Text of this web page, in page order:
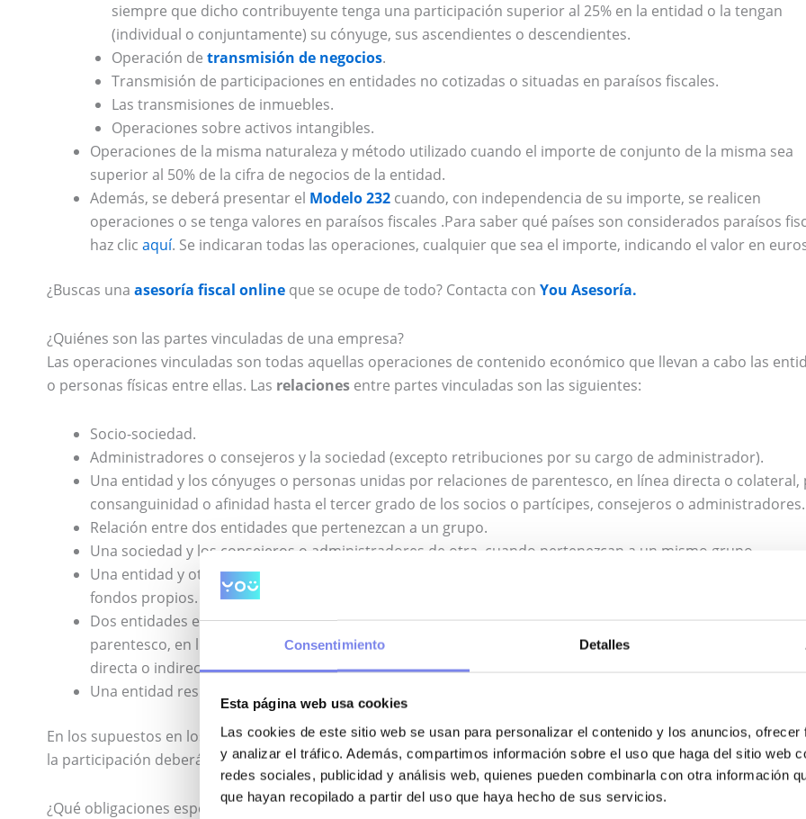
Consentimiento Detalles
Esta página web usa cookies
Las cookies de este sitio web se usan para personalizar el contenido y los anuncios,
y analizar el tráfico. Además, compartimos información sobre el uso que haga del sitio web
redes sociales, publicidad y análisis web, quienes pueden combinarla con otra información
que hayan recopilado a partir del uso que haya hecho de sus servicios.
siempre que dicho contribuyente tenga una participación superior al 25% en la entidad o la tengan
(individual o conjuntamente) su cónyuge, sus ascendientes o descendientes.
Operación de transmisión de negocios.
Transmisión de participaciones en entidades no cotizadas o situadas en paraísos fiscales.
Las transmisiones de inmuebles.
Operaciones sobre activos intangibles.
Operaciones de la misma naturaleza y método utilizado cuando el importe de conjunto de la misma sea
superior al 50% de la cifra de negocios de la entidad.
Además, se deberá presentar el Modelo 232 cuando, con independencia de su importe, se realicen
operaciones o se tenga valores en paraísos fiscales .Para saber qué países son considerados paraísos
haz clic aquí. Se indicaran todas las operaciones, cualquier que sea el importe, indicando el valor en
¿Buscas una asesoría fiscal online que se ocupe de todo? Contacta con You Asesoría.
¿Quiénes son las partes vinculadas de una empresa?
Las operaciones vinculadas son todas aquellas operaciones de contenido económico que llevan a cabo las
o personas físicas entre ellas. Las relaciones entre partes vinculadas son las siguientes:
Socio-sociedad.
Administradores o consejeros y la sociedad (excepto retribuciones por su cargo de administrador).
Una entidad y los cónyuges o personas unidas por relaciones de parentesco, en línea directa o colateral,
consanguinidad o afinidad hasta el tercer grado de los socios o partícipes, consejeros o administradores.
Relación entre dos entidades que pertenezcan a un grupo.
Una sociedad y los consejeros o administradores de otra, cuando pertenezcan a un mismo grupo.
Una entidad y otra participada por la primera indirectamente en al menos 25% del capital social o de los
fondos propios.
Dos entidades en las cuales los mismos socios, partícipes o sus cónyuges, o personas unidas por
parentesco, en línea directa o colateral, por consanguinidad o afinidad hasta el tercer grado, participen,
directa o indirectamente en, al menos, el 25 por ciento del capital social o los fondos propios.
Una entidad residente en territorio español y sus establecimientos permanentes en el extranjero.
En los supuestos en los que la vinculación se defina en función de la relación de los socios o partícipes con la
la participación deberá ser igual o superior al 25 por ciento
¿Qué obligaciones específicas tienen las operaciones entre partes vinculadas?